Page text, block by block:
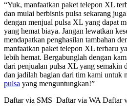
“Yuk, manfaatkan paket telepon XL
dan mulai berbisnis pulsa sekarang
dengan menjual pulsa XL yang dapat
yang hemat biaya. Jangan lewatkan
mendapatkan penghasilan tambahan
manfaatkan paket telepon XL terbaru
lebih hemat. Bergabunglah dengan
dari penjualan pulsa XL yang semakin
dan jadilah bagian dari tim kami untuk
pulsa yang menguntungkan!”
Daftar via SMS Daftar via WA Daftar